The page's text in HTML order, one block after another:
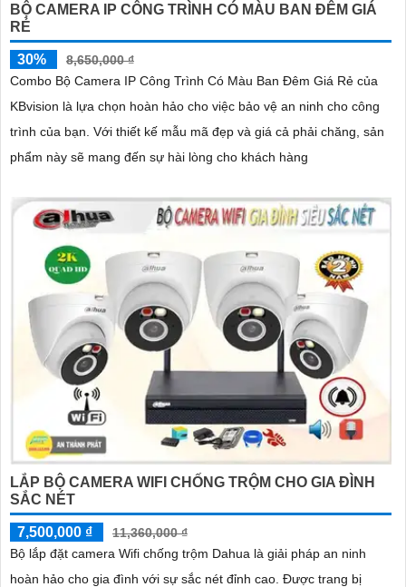
BỘ CAMERA IP CÔNG TRÌNH CÓ MÀU BAN ĐÊM GIÁ
RẺ
30%
8,650,000 ₫
Combo Bộ Camera IP Công Trình Có Màu Ban Đêm Giá Rẻ của
KBvision là lựa chọn hoàn hảo cho việc bảo vệ an ninh cho công
trình của bạn. Với thiết kế mẫu mã đẹp và giá cả phải chăng, sản
phẩm này sẽ mang đến sự hài lòng cho khách hàng
LẮP BỘ CAMERA WIFI CHỐNG TRỘM CHO GIA ĐÌNH
SẮC NÉT
7,500,000 ₫
11,360,000 ₫
Bộ lắp đặt camera Wifi chống trộm Dahua là giải pháp an ninh
hoàn hảo cho gia đình với sự sắc nét đỉnh cao. Được trang bị